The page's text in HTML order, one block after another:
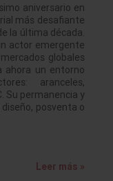
aniversario en
más desafiante
la última década.
actor emergente
globales
ahora un entorno
aranceles,
Su permanencia y
posventa o
Leer más »